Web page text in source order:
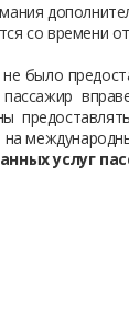
со времени
было
услуг